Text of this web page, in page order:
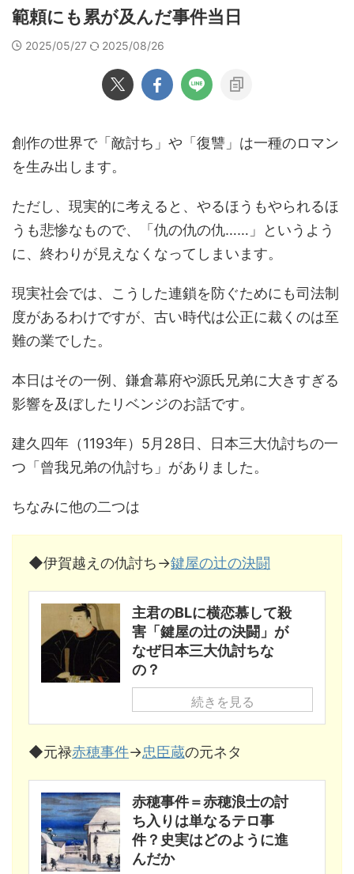
範頼にも累が及んだ事件当日
2025/05/27 2025/08/26
創作の世界で「敵討ち」や「復讐」は一種のロマン
を生み出します。
ただし、現実的に考えると、やるほうもやられるほ
うも悲惨なもので、「仇の仇の仇……」というよう
に、終わりが見えなくなってしまいます。
現実社会では、こうした連鎖を防ぐためにも司法制
度があるわけですが、古い時代は公正に裁くのは至
難の業でした。
本日はその一例、鎌倉幕府や源氏兄弟に大きすぎる
影響を及ぼしたリベンジのお話です。
建久四年（1193年）5月28日、日本三大仇討ちの一
つ「曾我兄弟の仇討ち」がありました。
ちなみに他の二つは
◆伊賀越えの仇討ち→鍵屋の辻の決闘
主君のBLに横恋慕して殺
害「鍵屋の辻の決闘」が
なぜ日本三大仇討ちな
の？
続きを見る
◆元禄赤穂事件→忠臣蔵の元ネタ
赤穂事件＝赤穂浪士の討
ち入りは単なるテロ事
件？史実はどのように進
んだか